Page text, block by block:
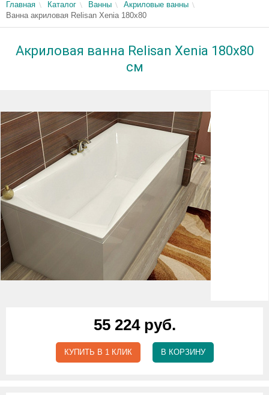
Главная Каталог Ванны
Акриловые ванны
Ванна акриловая Relisan Xenia 180x80
Акриловая ванна Relisan Xenia 180x80
см
55 224 руб.
КУПИТЬ В 1 КЛИК В КОРЗИНУ